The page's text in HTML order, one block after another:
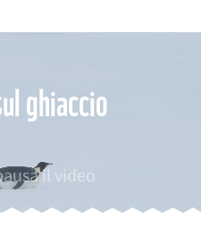
ghiaccio
il video